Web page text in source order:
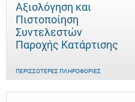
Αξιολόγηση και
Πιστοποίηση
Συντελεστών
Παροχής Κατάρτισης
ΠΕΡΙΣΣΌΤΕΡΕΣ ΠΛΗΡΟΦΟΡΊΕΣ